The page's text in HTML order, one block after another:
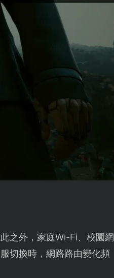
之外，家庭Wi-Fi、校園網
切換時，網路路由變化頻